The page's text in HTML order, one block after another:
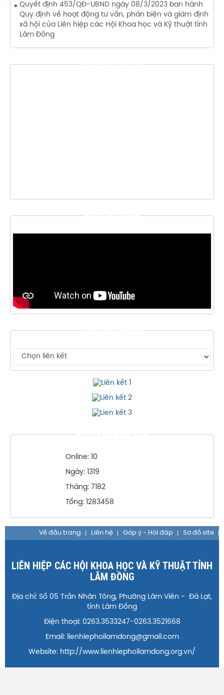
Quyết định 453/QĐ-UBND ngày 08/3/2023 ban hành
Quy định về hoạt động tư vấn, phản biện và giám định
xã hội của Liên hiệp các Hội Khoa học và Kỹ thuật tỉnh
Lâm Đồng
THƯ VIỆN HÌNH ẢNH
THƯ VIỆN VIDEO
LIÊN KẾT WEBSITE
THỐNG KÊ TRUY CẬP
Online: 10
Ngày: 1319
Tháng: 7182
Tổng: 1283458
Về đầu trang Liên hệ Góp ý - Hỏi đáp Sơ đồ site
LIÊN HIỆP CÁC HỘI KHOA HỌC VÀ KỸ THUẬT TỈNH
LÂM ĐỒNG
Địa chỉ: Số 05 Trần Nhân Tông, Phường Lâm Viên - Đà Lạt,
tỉnh Lâm Đồng
Điện thoại: 0263.3533247-0263.3521668
Email: lienhiephoilamdong@gmail.com
Website: http://www.lienhiephoilamdong.org.vn/